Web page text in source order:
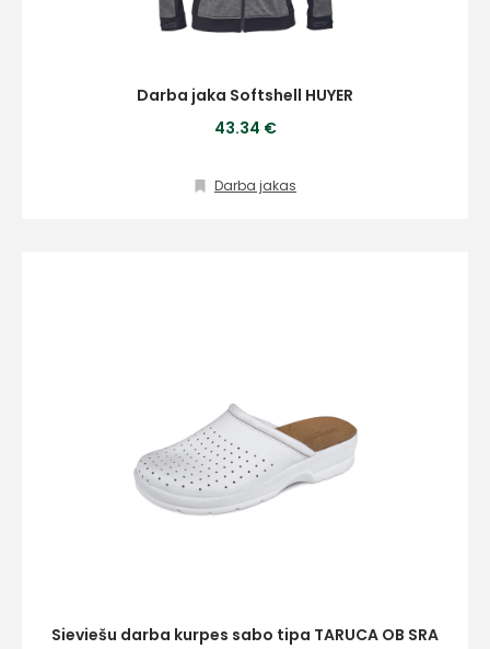
Darba jaka Softshell HUYER
43.34 €
Darba jakas
Sieviešu darba kurpes sabo tipa TARUCA OB SRA